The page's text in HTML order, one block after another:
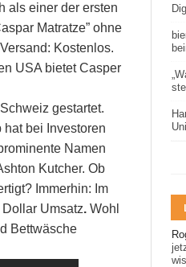
als einer der ersten
Matratze” ohne
Kostenlos.
USA bietet Casper
gestartet.
bei Investoren
Namen
Kutcher. Ob
Immerhin: Im
Umsatz. Wohl
Bettwäsche